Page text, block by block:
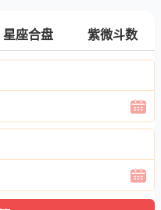
星座合盘 紫微斗数